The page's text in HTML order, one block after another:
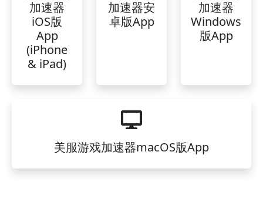
加速器
iOS版
App
(iPhone
& iPad)
加速器安
卓版App
加速器
Windows
版App
美服游戏加速器macOS版App